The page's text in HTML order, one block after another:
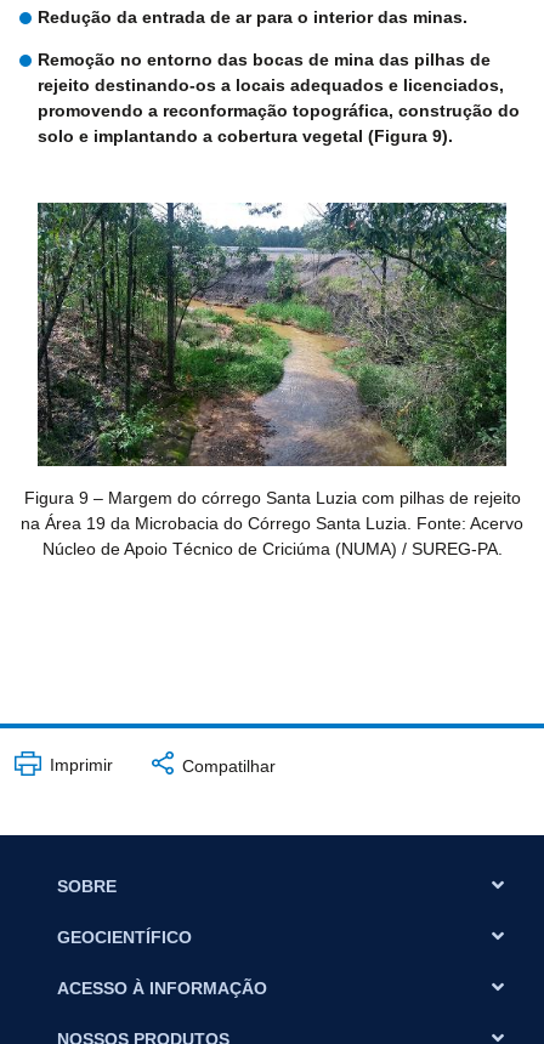
Redução da entrada de ar para o interior das minas.
Remoção no entorno das bocas de mina das pilhas de
rejeito destinando-os a locais adequados e licenciados,
promovendo a reconformação topográfica, construção do
solo e implantando a cobertura vegetal (Figura 9).
Figura 9 – Margem do córrego Santa Luzia com pilhas de rejeito
na Área 19 da Microbacia do Córrego Santa Luzia. Fonte: Acervo
Núcleo de Apoio Técnico de Criciúma (NUMA) / SUREG-PA.
Imprimir Compatilhar
SOBRE
GEOCIENTÍFICO
ACESSO À INFORMAÇÃO
NOSSOS PRODUTOS